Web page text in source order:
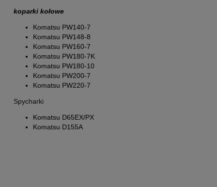
koparki kołowe
Komatsu PW140-7
Komatsu PW148-8
Komatsu PW160-7
Komatsu PW180-7K
Komatsu PW180-10
Komatsu PW200-7
Komatsu PW220-7
Spycharki
Komatsu D65EX/PX
Komatsu D155A